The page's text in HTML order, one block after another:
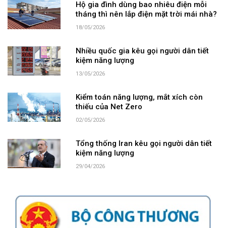
Hộ gia đình dùng bao nhiêu điện mỗi
tháng thì nên lắp điện mặt trời mái nhà?
18/05/2026
Nhiều quốc gia kêu gọi người dân tiết
kiệm năng lượng
13/05/2026
Kiểm toán năng lượng, mắt xích còn
thiếu của Net Zero
02/05/2026
Tổng thống Iran kêu gọi người dân tiết
kiệm năng lượng
29/04/2026